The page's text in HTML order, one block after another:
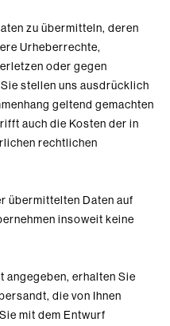
zu übermitteln, deren
Urheberrechte,
oder gegen
stellen uns ausdrücklich
geltend gemachten
auch die Kosten der in
rechtlichen
übermittelten Daten auf
insoweit keine
angegeben, erhalten Sie
die von Ihnen
mit dem Entwurf